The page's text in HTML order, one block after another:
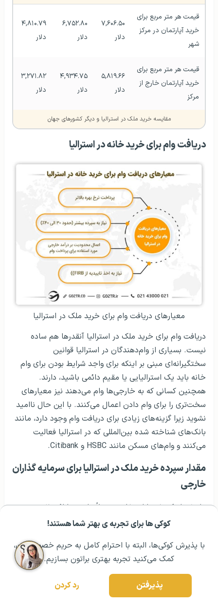
کوکی ها برای تجربه ی بهتر شما هستند!
با پذیرش کوکی‌ها، البته با احترام کامل به حریم خصوصیتون،
کمک می‌کنید تجربه بهتری براتون بسازیم.
پذیرفتن رد کردن
مشــاوره اولیه رایگان: ۰۲۱ ۴۳۰۰۰ ۰۲۱ رزرو مشاوره تخصصی
شهر
دلار
دلار
دلار
مرکز
دلار
دلار
دلار
مقایسه خرید ملک در استرالیا و دیگر کشورهای جهان
دریافت وام برای خرید خانه در استرالیا
معیارهای دریافت وام برای خرید ملک در استرالیا
دریافت وام برای خرید ملک در استرالیا آنقدرها هم ساده
نیست. بسیاری از وام‌دهندگان در استرالیا قوانین
سختگیرانه‌ای مبنی بر اینکه برای واجد شرایط بودن برای وام
خانه باید یک استرالیایی یا مقیم دائمی باشید، دارند.
همچنین کسانی که به خارجی‌ها وام می‌دهند نیز معیارهای
سخت‌تری را برای وام دادن اعمال می‌کنند. با این حال ناامید
نشوید زیرا گزینه‌های زیادی برای دریافت وام وجود دارد، مانند
بانک‌های شناخته شده بین‌المللی که در استرالیا فعالیت
می‌کنند و وام‌های مسکن مانند HSBC و Citibank.
مقدار سپرده خرید ملک در استرالیا برای سرمایه گذاران
خارجی
علیرغم اینکه خریداران خانه معمولاً ملزم به ارائه ۲۰ درصد
سپرده وام مسکن در هنگام خرید خود هستند، بسیاری از وام
می‌کنند. داشتن راهنمایی از طرف یک کارگزار وام مسکن خبره
در طی این فرآیند می‌تواند به شما کمک کند تا وام مسکن
خود را از یک وام دهنده متخصص به روشی کم‌هزینه و به
صرفه دریافت کنید.